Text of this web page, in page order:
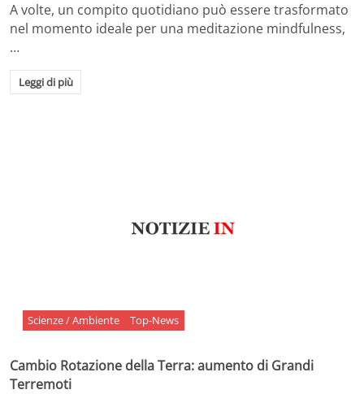
A volte, un compito quotidiano può essere trasformato
nel momento ideale per una meditazione mindfulness,
…
Leggi di più
Scienze / Ambiente Top-News
Cambio Rotazione della Terra: aumento di Grandi
Terremoti